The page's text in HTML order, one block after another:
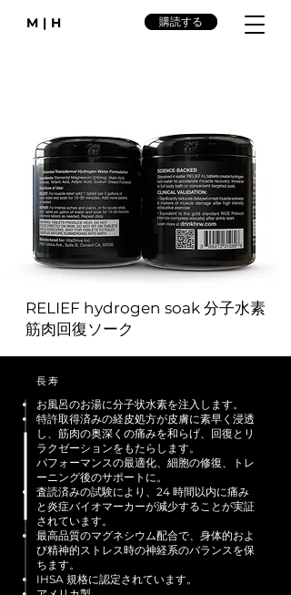
M|H 購読する
RELIEF hydrogen soak 分子水素
筋肉回復ソーク
長寿
お風呂のお湯に分子状水素を注入します。
特許取得済みの経皮処方が皮膚に素早く浸透
し、筋肉の奥深くの痛みを和らげ、回復とリ
ラクゼーションをもたらします。
パフォーマンスの最適化、細胞の修復、トレ
ーニング後のサポートに。
査読済みの試験により、24 時間以内に痛み
と炎症バイオマーカーが減少することが実証
されています。
最高品質のマグネシウム配合で、身体的およ
び精神的ストレス時の神経系のバランスを保
ちます。
IHSA 規格に認定されています。